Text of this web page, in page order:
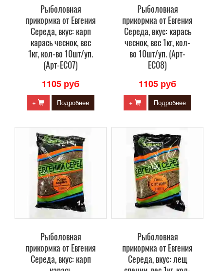
Рыболовная
прикормка от Евгения
Середа, вкус: карп
карась чеснок, вес
1кг, кол-во 10шт/уп.
(Арт-ЕС07)
1105 руб
+ Подробнее
Рыболовная
прикормка от Евгения
Середа, вкус: карась
чеснок, вес 1кг, кол-
во 10шт/уп. (Арт-
ЕС08)
1105 руб
+ Подробнее
Рыболовная
прикормка от Евгения
Середа, вкус: карп
Рыболовная
прикормка от Евгения
Середа, вкус: лещ